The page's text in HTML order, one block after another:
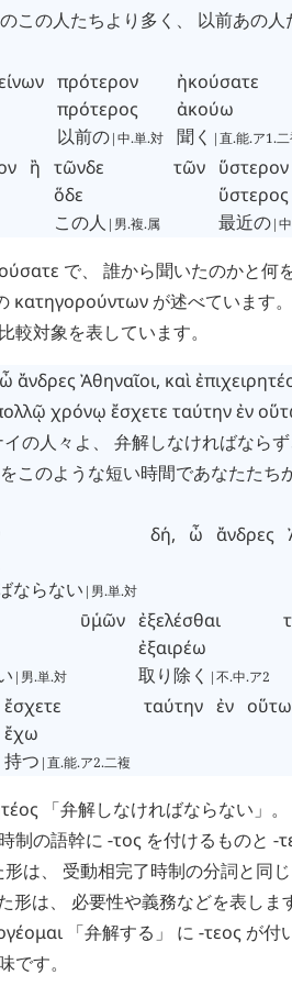
この人たちより多く、 以前あの
πρότερον
πρότερος
以前の|中.単.対
ἠκούσατε
ἀκούω
聞く |直.能.ア1.
ἢ τῶνδε
ὅδε
この人 |男.複.属
τῶν ὕστερον
ὕστερος
最近の|
で、 誰から聞いたのかと何
κατηγορούντων が述べています
較対象を表しています。
ὦ ἄνδρες Ἀθηναῖοι, καὶ
χρόνῳ ἔσχετε ταύτηνἐν
の人々よ、 弁解しなければなら
このような短い時間であなたたち
ならない |男.単.対
δή, ὦ ἄνδρες
|男.単.対
ῡ῾
μῶν ἐξελέσθαι
ἐξαιρέω
取り除く |不.中.ア2
ἔσχετε
ἔχω
持つ |直.能.ア2.二複
ταύτην ἐν
「弁解しなければならない」
制の語幹に -τος を付けるものと -
形は、 受動相完了時制の分詞と同
形は、 必要性や義務などを表しま
「弁解する」 に -τεος が付
です。